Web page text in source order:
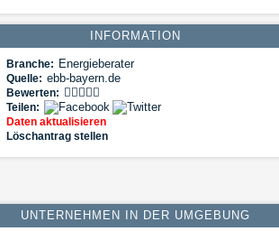
INFORMATION
Branche: Energieberater
Quelle: ebb-bayern.de
Bewerten:
Teilen:
Daten aktualisieren
Löschantrag stellen
UNTERNEHMEN IN DER UMGEBUNG